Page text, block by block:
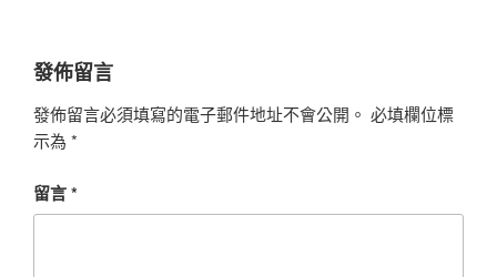
發佈留言
發佈留言必須填寫的電子郵件地址不會公開。 必填欄位標
示為 *
留言*